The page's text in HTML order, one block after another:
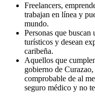
Freelancers,
trabajan en línea y
mundo.
Personas que
turísticos y desean
caribeña.
Aquellos que
gobierno de
comprobable de al
seguro médico y no